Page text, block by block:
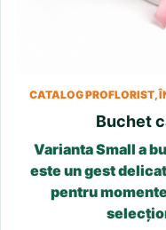
CATALOG PROFLORIST,
Buchet
Varianta Small a
este un gest
pentru